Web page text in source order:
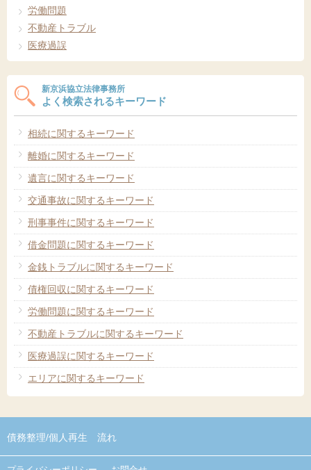
労働問題
不動産トラブル
医療過誤
新京浜協立法律事務所
よく検索されるキーワード
相続に関するキーワード
離婚に関するキーワード
遺言に関するキーワード
交通事故に関するキーワード
刑事事件に関するキーワード
借金問題に関するキーワード
金銭トラブルに関するキーワード
債権回収に関するキーワード
労働問題に関するキーワード
不動産トラブルに関するキーワード
医療過誤に関するキーワード
エリアに関するキーワード
債務整理/個人再生 流れ